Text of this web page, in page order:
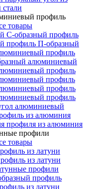
профиль
товары
С-образный профиль
профиль П-образный
профиль
алюминиевый
профиль
профиль
профиль
профиль
алюминиевый
из алюминия
профиля из алюминия
профили
товары
из латуни
из латуни
профили
профиль
из латуни